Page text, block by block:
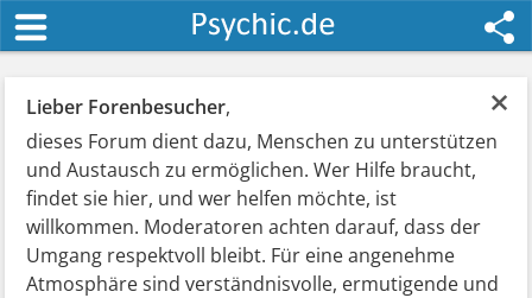
×
Lieber Forenbesucher,
dieses Forum dient dazu, Menschen zu unterstützen
und Austausch zu ermöglichen. Wer Hilfe braucht,
findet sie hier, und wer helfen möchte, ist
willkommen. Moderatoren achten darauf, dass der
Umgang respektvoll bleibt. Für eine angenehme
Atmosphäre sind verständnisvolle, ermutigende und